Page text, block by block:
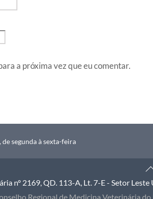
a próxima vez que eu comentar.
segunda à sexta-feira
nº 2169, QD. 113-A, Lt. 7-E - Setor
Regional de Medicina Veterinária